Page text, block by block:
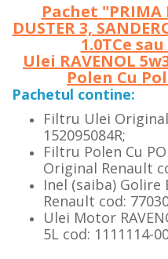
Pachet "PRIMA
DUSTER 3,
1.0TCe sau
Ulei RAVENOL
Polen Cu
Pachetul contine:
Filtru Ulei
152095084R;
Filtru Polen Cu
Original Renault
Inel (saiba)
Renault cod:
Ulei Motor
5L cod: 1111114-